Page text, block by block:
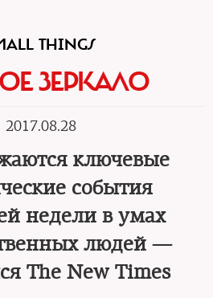
THINGS
ЗЕРКАЛО
2017.08.28
ключевые
события
недели в умах
людей —
The New Times